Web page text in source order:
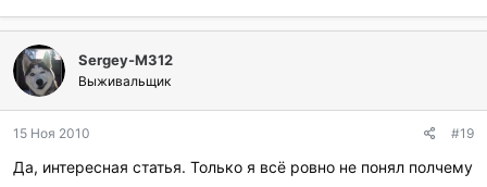
Sergey-M312
Выживальщик
15 Ноя 2010 #19
Да, интересная статья. Только я всё ровно не понял полчему